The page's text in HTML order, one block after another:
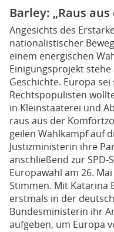
Barley: „Raus
Angesichts des
nationalistischer
einem energischen
Einigungsprojekt stehe
Geschichte. Europa
Rechtspopulisten
in Kleinstaaterei und
raus aus der
geilen Wahlkampf auf
Justizministerin ihre
anschließend zur
Europawahl am 26.
Stimmen. Mit Katarina
erstmals in der
Bundesministerin ihr
aufgeben, um Europa